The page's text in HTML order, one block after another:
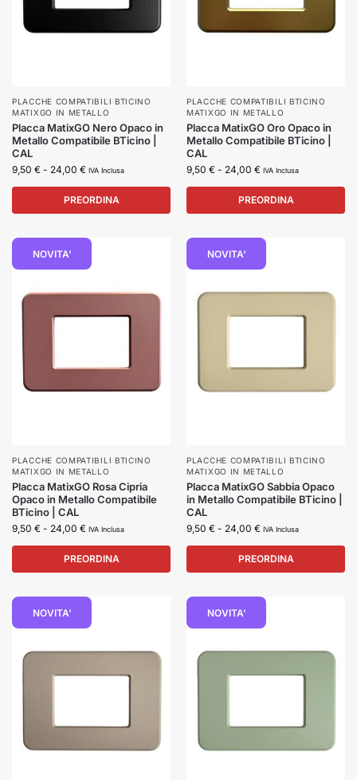
PLACCHE COMPATIBILI BTICINO
MATIXGO IN METALLO
Placca MatixGO Nero Opaco in
Metallo Compatibile BTicino |
CAL
9,50 € - 24,00 € IVA Inclusa
PREORDINA
PLACCHE COMPATIBILI BTICINO
MATIXGO IN METALLO
Placca MatixGO Oro Opaco in
Metallo Compatibile BTicino |
CAL
9,50 € - 24,00 € IVA Inclusa
PREORDINA
NOVITA'
PLACCHE COMPATIBILI BTICINO
MATIXGO IN METALLO
Placca MatixGO Rosa Cipria
Opaco in Metallo Compatibile
BTicino | CAL
9,50 € - 24,00 € IVA Inclusa
PREORDINA
NOVITA'
PLACCHE COMPATIBILI BTICINO
MATIXGO IN METALLO
Placca MatixGO Sabbia Opaco
in Metallo Compatibile BTicino |
CAL
9,50 € - 24,00 € IVA Inclusa
PREORDINA
NOVITA' NOVITA'